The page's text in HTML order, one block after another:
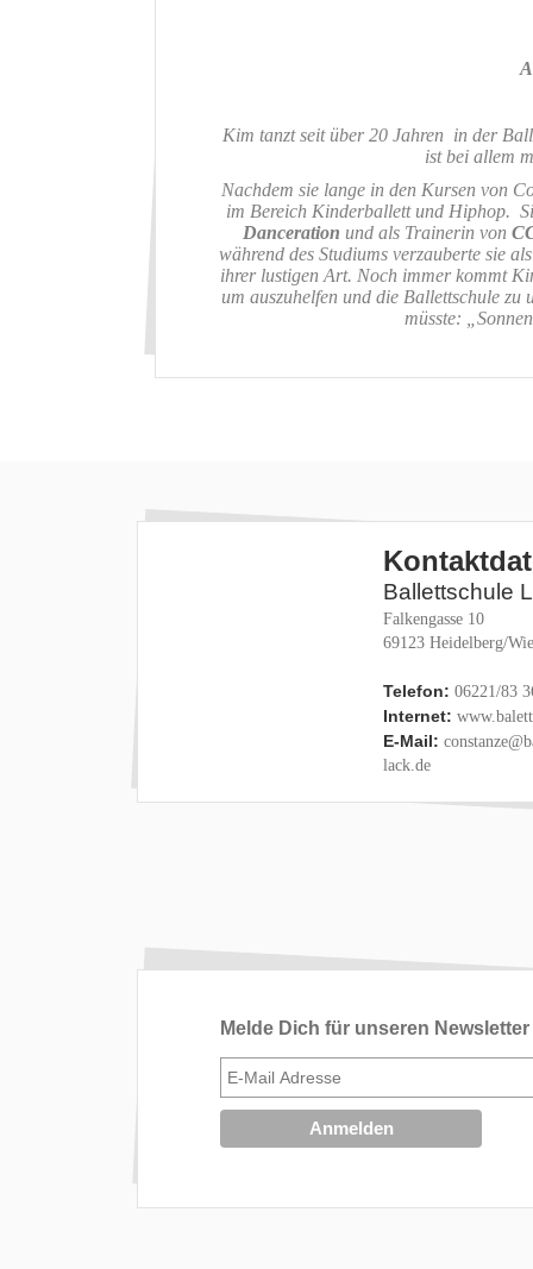
Kim tanzt seit über 20 Jahren in der
ist bei allem
Nachdem sie lange in den Kursen von
im Bereich Kinderballett und Hiphop.
Danceration und als Trainerin von
während des Studiums verzauberte sie
ihrer lustigen Art. Noch immer kommt
um auszuhelfen und die Ballettschule zu
müsste:
Ballettschule
Falkengasse 10
69123 Heidelberg/
Telefon: 06221/83
Internet:
E-Mail:
lack.de
Melde Dich für unseren